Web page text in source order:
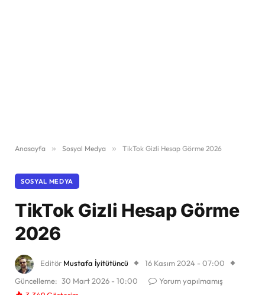
Anasayfa » Sosyal Medya » TikTok Gizli Hesap Görme 2026
SOSYAL MEDYA
TikTok Gizli Hesap Görme
2026
Editör Mustafa İyitütüncü
16 Kasım 2024 - 07:00
Güncelleme: 30 Mart 2026 - 10:00
Yorum yapılmamış